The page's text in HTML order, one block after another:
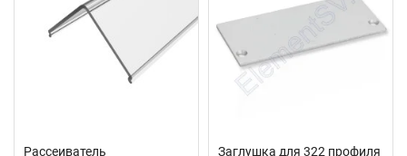
Рассеиватель
Заглушка для 322 профиля